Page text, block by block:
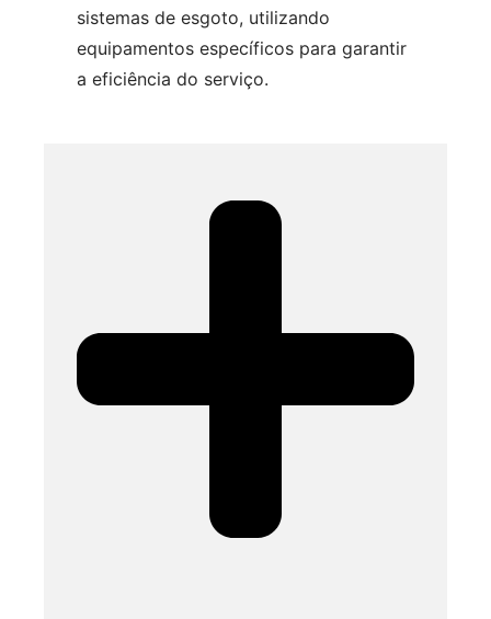
sistemas de esgoto, utilizando
equipamentos específicos para garantir
a eficiência do serviço.